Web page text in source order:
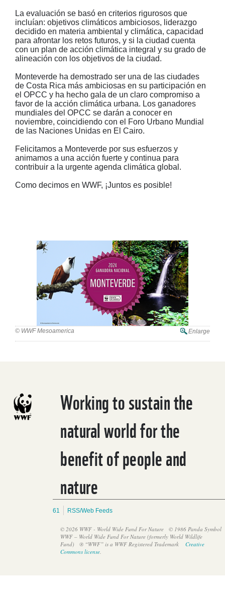
La evaluación se basó en criterios rigurosos que
incluían: objetivos climáticos ambiciosos, liderazgo
decidido en materia ambiental y climática, capacidad
para afrontar los retos futuros, y si la ciudad cuenta
con un plan de acción climática integral y su grado de
alineación con los objetivos de la ciudad.
Monteverde ha demostrado ser una de las ciudades
de Costa Rica más ambiciosas en su participación en
el OPCC y ha hecho gala de un claro compromiso a
favor de la acción climática urbana. Los ganadores
mundiales del OPCC se darán a conocer en
noviembre, coincidiendo con el Foro Urbano Mundial
de las Naciones Unidas en El Cairo.
Felicitamos a Monteverde por sus esfuerzos y
animamos a una acción fuerte y continua para
contribuir a la urgente agenda climática global.
Como decimos en WWF, ¡Juntos es posible!
© WWF Mesoamerica Enlarge
Working to sustain the
natural world for the
benefit of people and
nature
61 RSS/Web Feeds
© 2026 WWF - World Wide Fund For Nature
© 1986 Panda Symbol
WWF – World Wide Fund For Nature (formerly World Wildlife
Fund)
® “WWF” is a WWF Registered Trademark
Creative
Commons license.